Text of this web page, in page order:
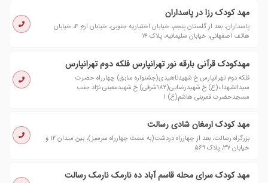
مهد کودک رزا در پاسداران
پاسداران، بعد از گلستان پنجم، خیابان اختیاریه جنوبی، خیابان ارم ۴، خیابان
هاتف اصفهانی، خیابان سلیمانیه، پلاک ۱۴
مهدکودک قرآنی بارقه نور تهرانپارس فلکه دوم تهرانپارس
فلکه دوم تهرانپارس خ شهیدناهیدی(جشنواره سابق) چهارراه حضرت
سیدالشهداء(ع) خ شهیدرضایی(۱۸۲شرقی) خ شهیدمعینی نژاد جنب
مسجدحضرت قمربنی هاشم(ع) ا
مهد کودک ارمغان شادی رسالت
بزرگراه رسالت، بعد از چهارراه دردشت(به سمت چهارراه سرسبز)، بین میدان ١٢ و
خیابان ٣٧، پلاک ٥٦٩
مهد كودک سراى محله قاسم آباد ده نارمک نارمک رسالت